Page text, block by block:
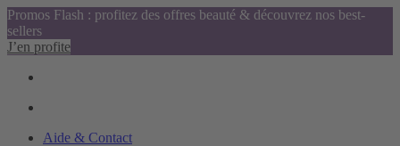
Promos Flash : profitez des offres beauté & découvrez nos best-
sellers
J’en profite
Aide & Contact